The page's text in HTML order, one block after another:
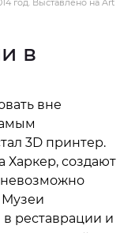
в
вне
3D принтер.
создают
Музеи
реставрации и